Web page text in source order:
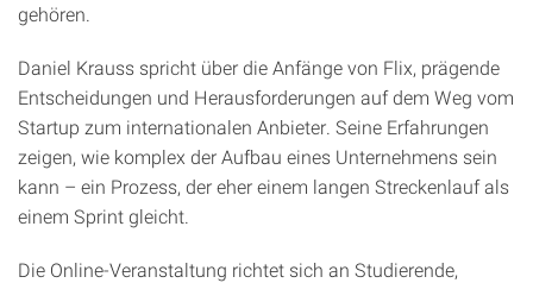
gehören.
Daniel Krauss spricht über die Anfänge von Flix, prägende
Entscheidungen und Herausforderungen auf dem Weg vom
Startup zum internationalen Anbieter. Seine Erfahrungen
zeigen, wie komplex der Aufbau eines Unternehmens sein
kann – ein Prozess, der eher einem langen Streckenlauf als
einem Sprint gleicht.
Die Online-Veranstaltung richtet sich an Studierende,